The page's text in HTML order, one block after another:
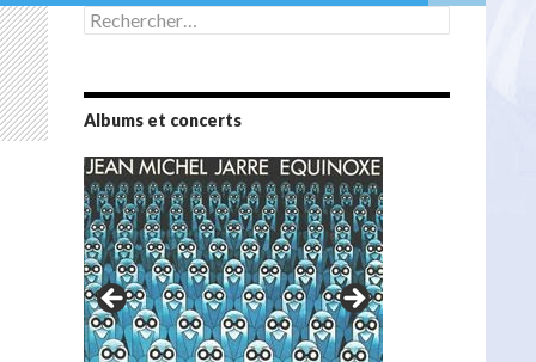
Rechercher :
Albums et concerts